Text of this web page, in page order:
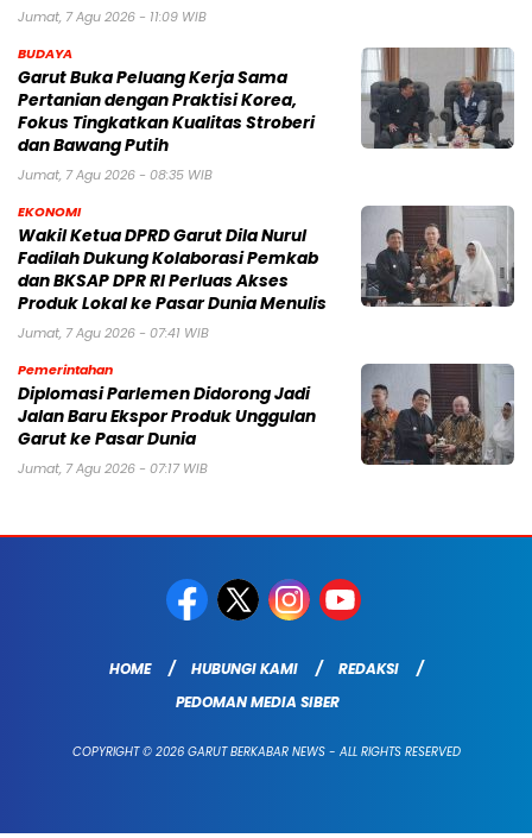
Jumat, 7 Agu 2026 - 11:09 WIB
BUDAYA
Garut Buka Peluang Kerja Sama
Pertanian dengan Praktisi Korea,
Fokus Tingkatkan Kualitas Stroberi
dan Bawang Putih
Jumat, 7 Agu 2026 - 08:35 WIB
EKONOMI
Wakil Ketua DPRD Garut Dila Nurul
Fadilah Dukung Kolaborasi Pemkab
dan BKSAP DPR RI Perluas Akses
Produk Lokal ke Pasar Dunia Menulis
Jumat, 7 Agu 2026 - 07:41 WIB
Pemerintahan
Diplomasi Parlemen Didorong Jadi
Jalan Baru Ekspor Produk Unggulan
Garut ke Pasar Dunia
Jumat, 7 Agu 2026 - 07:17 WIB
HOME HUBUNGI KAMI
REDAKSI
PEDOMAN MEDIA SIBER
COPYRIGHT © 2026 GARUT BERKABAR NEWS - ALL RIGHTS RESERVED